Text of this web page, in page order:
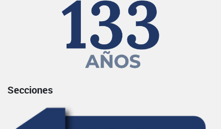
Secciones